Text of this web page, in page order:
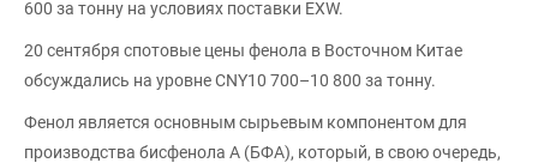
600 за тонну на условиях поставки EXW.
20 сентября спотовые цены фенола в Восточном Китае
обсуждались на уровне CNY10 700–10 800 за тонну.
Фенол является основным сырьевым компонентом для
производства бисфенола А (БФА), который, в свою очередь,